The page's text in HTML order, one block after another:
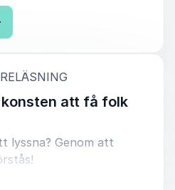
inom
vilket kan ge en
kommunikativa
Hon delar insikter om
och makt, och visar
kan bli
vapen.
guide med
Eksvärd Kraftfullt
att få folk
lyssna? Genom att
ger dig tips på hur du